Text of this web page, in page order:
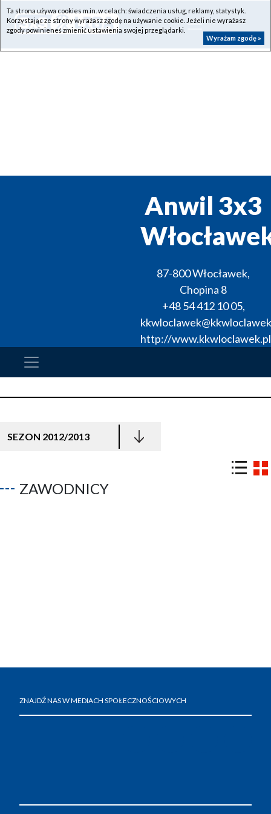
Anwil 3x3
87-800Włocławek,
Chopina 8
+48 54 412 10 05,
http://www.kkwloclawek.pl
SEZON 2012/2013
ZAWODNICY
ZNAJDŹ NAS W MEDIACH SPOŁECZNOŚCIOWYCH
Ta strona używa cookies m.in. w celach: świadczenia usług, reklamy, statystyk.
Korzystając ze strony wyrażasz zgodę na używanie cookie. Jeżeli nie wyrażasz
zgody powinieneś zmienić ustawienia swojej przeglądarki.
Wyrażam zgodę »